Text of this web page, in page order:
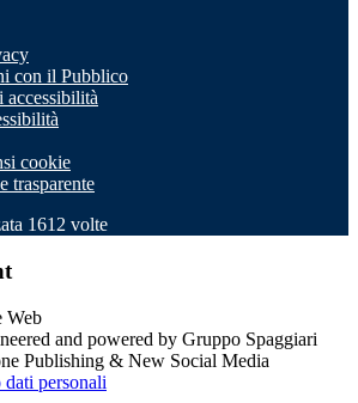
con il Pubblico
cookie
trasparente
1612 volte
and powered by Gruppo Spaggiari
Publishing & New Social Media
personali